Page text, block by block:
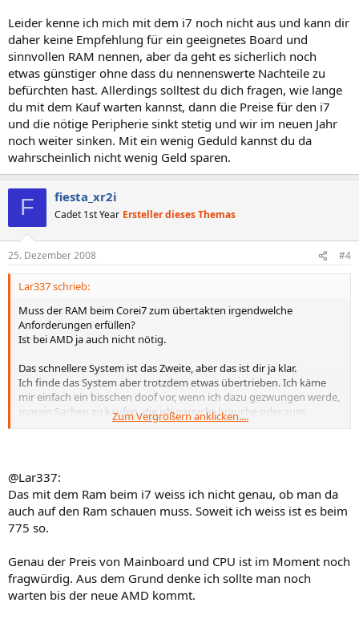
Leider kenne ich mich mit dem i7 noch nicht aus und kann dir
daher keine Empfehlung für ein geeignetes Board und
sinnvollen RAM nennen, aber da geht es sicherlich noch
etwas günstiger ohne dass du nennenswerte Nachteile zu
befürchten hast. Allerdings solltest du dich fragen, wie lange
du mit dem Kauf warten kannst, dann die Preise für den i7
und die nötige Peripherie sinkt stetig und wir im neuen Jahr
noch weiter sinken. Mit ein wenig Geduld kannst du da
wahrscheinlich nicht wenig Geld sparen.
F fiesta_xr2i
Cadet 1st Year Ersteller dieses Themas
25. Dezember 2008 #4
Lar337 schrieb:
Muss der RAM beim Corei7 zum übertakten irgendwelche
Anforderungen erfüllen?
Ist bei AMD ja auch nicht nötig.
Das schnellere System ist das Zweite, aber das ist dir ja klar.
Ich finde das System aber trotzdem etwas übertrieben. Ich käme
mir einfach ein bisschen doof vor, wenn ich dazu gezwungen werde,
massig Sachen zu kaufen, die ich garnicht brauche oder zum
großen Teil nichtmal kenne, nur damit ich nen Core i7 nutzen kann.
als 4 Threads laufen hat (die auch wirklich Rechenzeit
beanspruchen). Aber für den Preis mit eher fragwürdigem P/L.
Beim C2D E7 kannste dir übrigens den DDR2 1066 RAM sparen, in
10, das sind bei DDR2 800 im 1:1 schon 4Ghz, bei 1066 sinds
5330Mhz. Das will ich sehen
Außerdem wäre mir das Board etwas zu "Deluxe". Klingt toll, aber
Zum Vergrößern anklicken....
@Lar337:
Das mit dem Ram beim i7 weiss ich nicht genau, ob man da
auch auf den Ram schauen muss. Soweit ich weiss ist es beim
775 so.
Genau der Preis von Mainboard und CPU ist im Moment noch
fragwürdig. Aus dem Grund denke ich sollte man noch
warten bis der neue AMD kommt.